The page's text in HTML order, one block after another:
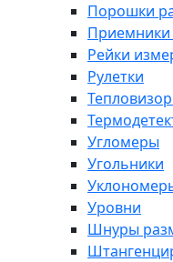
Порошки
Приемники
Рейки
Рулетки
Угломеры
Угольники
Уровни
Шнуры